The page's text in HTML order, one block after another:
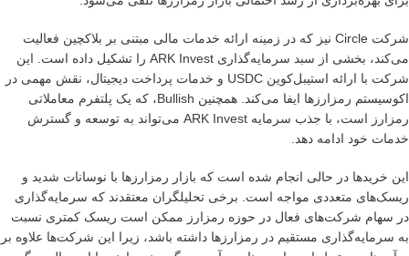
شرکت Circle نیز که در زمینه ارائه خدمات مالی مبتنی بر بلاکچین فعالیت
می‌کند، بخشی از سبد سرمایه‌گذاری ARK Invest را تشکیل داده است. این
شرکت با ارائه استیبل‌کوین USDC و خدمات پرداخت دیجیتال، نقش مهمی در
اکوسیستم رمزارزها ایفا می‌کند. همچنین Bullish، که یک پلتفرم معاملاتی
رمزارز است، با جذب سرمایه ARK Invest می‌تواند به توسعه و گسترش
خدمات خود ادامه دهد.
این خریدها در حالی انجام شده است که بازار رمزارزها با نوسانات شدید و
ریسک‌های متعددی مواجه است. برخی تحلیلگران معتقدند که سرمایه‌گذاری
در سهام شرکت‌های فعال در حوزه رمزارز ممکن است ریسک کمتری نسبت
به سرمایه‌گذاری مستقیم در رمزارزها داشته باشد، زیرا این شرکت‌ها علاوه بر